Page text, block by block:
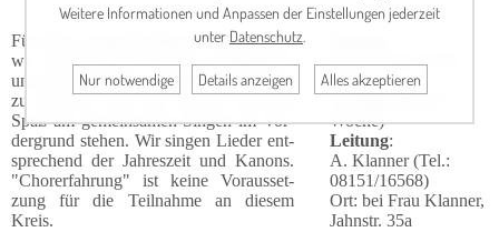
Für diese sangesfreudige Grup­pe haben
wir bewusst den Na­men "Sing­kreis"
und nicht "Chor" ge­wählt, um deutlich
zu machen, dass die Freude und der
Spaß am gemeinsamen Singen im Vor­
der­grund stehen. Wir singen Lieder ent­
sprech­end der Jah­res­zeit und Kanons.
"Chorer­fahrung" ist kei­ne Vor­aus­set­
zung für die Teilnahme an diesem
Kreis.
donnerstags 16:00
Uhr
14-tägig (gerade
Woche)
Leitung:
A. Klanner (Tel.:
08151/16568)
Ort: bei Frau Klanner,
Jahnstr. 35a
Weitere Informationen und Anpassen der Einstellungen jederzeit
unter Datenschutz
Nur notwendige Details anzeigen Alles akzeptieren